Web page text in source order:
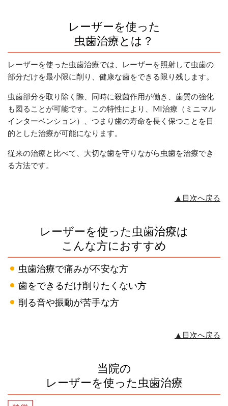
レーザーを使った
虫歯治療とは？
レーザーを使った虫歯治療では、レーザーを照射して虫歯の
部分だけを最小限に削り、健康な歯をできる限り残します。
虫歯部分を取り除く際、同時に殺菌作用が働き、歯質の強化
も図ることが可能です。この特性により、MI治療（ミニマル
インターベンション）、つまり歯の寿命を長く保つことを目
的とした治療が可能になります。
従来の治療と比べて、大切な歯を守りながら虫歯を治療でき
る方法です。
▲目次へ戻る
レーザーを使った虫歯治療は
こんな方におすすめ
虫歯治療で痛みが不安な方
歯をできるだけ削りたくない方
削る音や振動が苦手な方
▲目次へ戻る
当院の
レーザーを使った虫歯治療